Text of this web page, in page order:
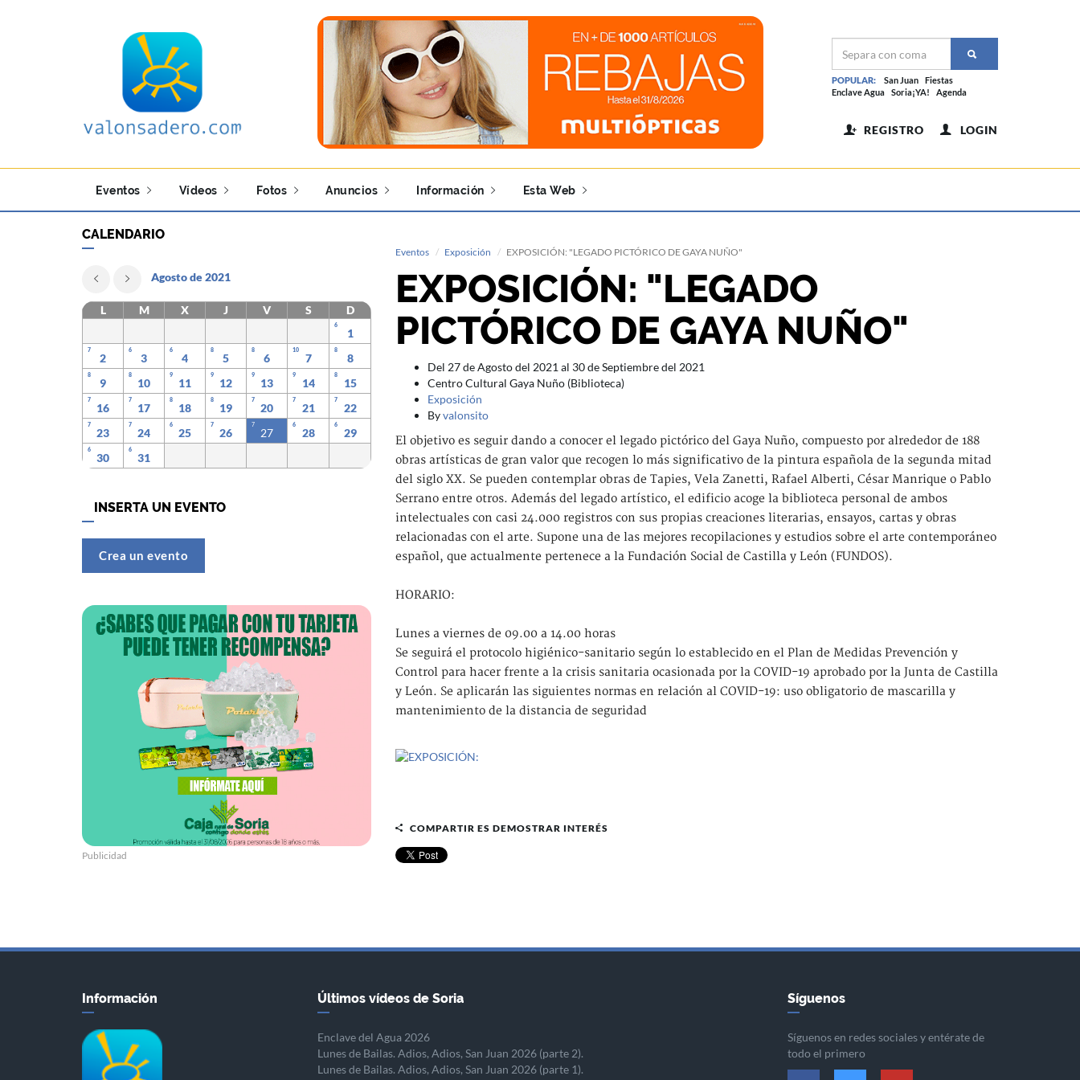
POPULAR: San Juan
Fiestas
Enclave Agua
Soria¡YA! Agenda
REGISTRO LOGIN
Eventos Vídeos Fotos Anuncios Información Esta Web
Eventos Exposición EXPOSICIÓN: "LEGADO PICTÓRICO DE GAYA NUÑO"
EXPOSICIÓN: "LEGADO
PICTÓRICO DE GAYA NUÑO"
Del 27 de Agosto del 2021 al 30 de Septiembre del 2021
Centro Cultural Gaya Nuño (Biblioteca)
Exposición
Byvalonsito
El objetivo es seguir dando a conocer el legado pictórico del Gaya Nuño, compuesto por alrededor de 188
obras artísticas de gran valor que recogen lo más significativo de la pintura española de la segunda mitad
del siglo XX. Se pueden contemplar obras de Tapies, Vela Zanetti, Rafael Alberti, César Manrique o Pablo
Serrano entre otros. Además del legado artístico, el edificio acoge la biblioteca personal de ambos
intelectuales con casi 24.000 registros con sus propias creaciones literarias, ensayos, cartas y obras
relacionadas con el arte. Supone una de las mejores recopilaciones y estudios sobre el arte contemporáneo
español, que actualmente pertenece a la Fundación Social de Castilla y León (FUNDOS).
HORARIO:
Lunes a viernes de 09.00 a 14.00 horas
Se seguirá el protocolo higiénico-sanitario según lo establecido en el Plan de Medidas Prevención y
Control para hacer frente a la crisis sanitaria ocasionada por la COVID-19 aprobado por la Junta de Castilla
y León. Se aplicarán las siguientes normas en relación al COVID-19: uso obligatorio de mascarilla y
mantenimiento de la distancia de seguridad
COMPARTIR ES DEMOSTRAR INTERÉS
CALENDARIO
Agosto de 2021
L M X J V S D
6
1
7
2
6
3
6
4
8
5
8
6
10
7
8
8
8
9
8
10
9
11
9
12
9
13
9
14
8
15
7
16
7
17
8
18
8
19
7
20
7
21
7
22
7
23
7
24
6
25
7
26
7
27
6
28
6
29
6
30
6
31
INSERTA UN EVENTO
Crea un evento
Publicidad
Información Últimos vídeos de Soria
Enclave del Agua 2026
Lunes de Bailas. Adios, Adios, San Juan 2026 (parte 2).
Lunes de Bailas. Adios, Adios, San Juan 2026 (parte 1).
Síguenos
Síguenos en redes sociales y entérate de
todo el primero